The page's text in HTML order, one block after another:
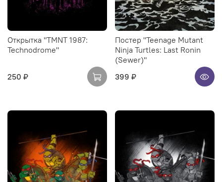
Открытка "TMNT 1987:
Technodrome"
250 ₽
Постер "Teenage Mutant
Ninja Turtles: Last Ronin
(Sewer)"
399 ₽